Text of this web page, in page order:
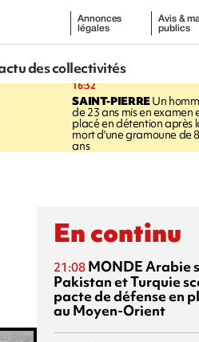
Annonces
légales
Avis &
publics
des collectivités
16:32
SAINT-PIERREUn
de 23 ans mis en examen
placé en détention après
mort d'une gramoune de
ans
En continu
21:08 MONDEArabie
Pakistan et Turquie
pacte de défense en
au Moyen-Orient